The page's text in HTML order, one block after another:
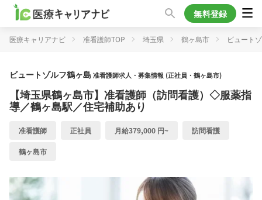
無料登録
医療キャリアナビ 准看護師TOP 埼玉県 鶴ヶ島市 ビュート
ビュートゾルフ鶴ヶ島 准看護師求人・募集情報 (正社員・鶴ヶ島市)
【埼玉県鶴ヶ島市】准看護師（訪問看護）◇服薬指
導／鶴ヶ島駅／住宅補助あり
准看護師 正社員 月給379,000 円~ 訪問看護
鶴ヶ島市